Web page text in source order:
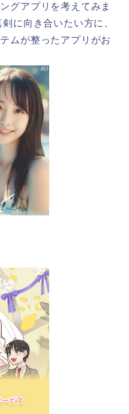
グアプリを考えてみま
に向き合いたい方に、
ムが整ったアプリがお